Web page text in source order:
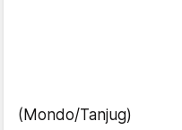
(Mondo/Tanjug)